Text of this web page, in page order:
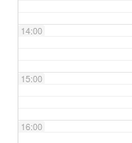
14:00
15:00
16:00